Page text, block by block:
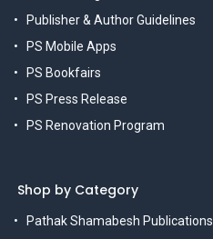
Publisher & Author Guidelines
PS Mobile Apps
PS Bookfairs
PS Press Release
PS Renovation Program
Shop by Category
Pathak Shamabesh Publications